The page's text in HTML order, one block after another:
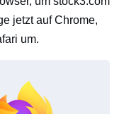
jetzt auf Chrome,
um.